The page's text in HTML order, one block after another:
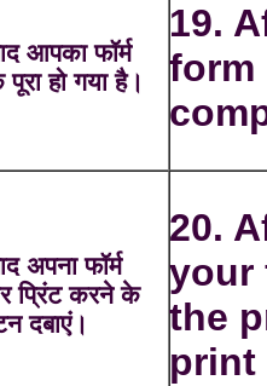
आपका फॉर्म
हो गया है।
19.
form
अपना फॉर्म
प्रिंट करने के
दबाएं।
20.
your
the
print